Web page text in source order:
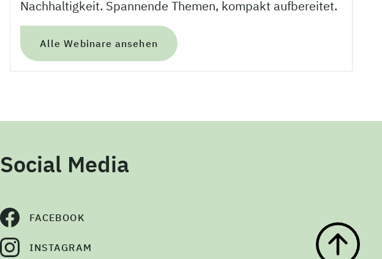
Nachhaltigkeit. Spannende Themen, kompakt aufbereitet.
Alle Webinare ansehen
Social Media
FACEBOOK
INSTAGRAM